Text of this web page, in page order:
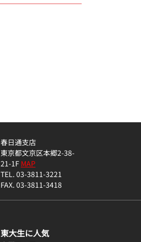
春日通支店
東京都文京区本郷2-38-
21-1FMAP
TEL. 03-3811-3221
FAX. 03-3811-3418
東大生に人気